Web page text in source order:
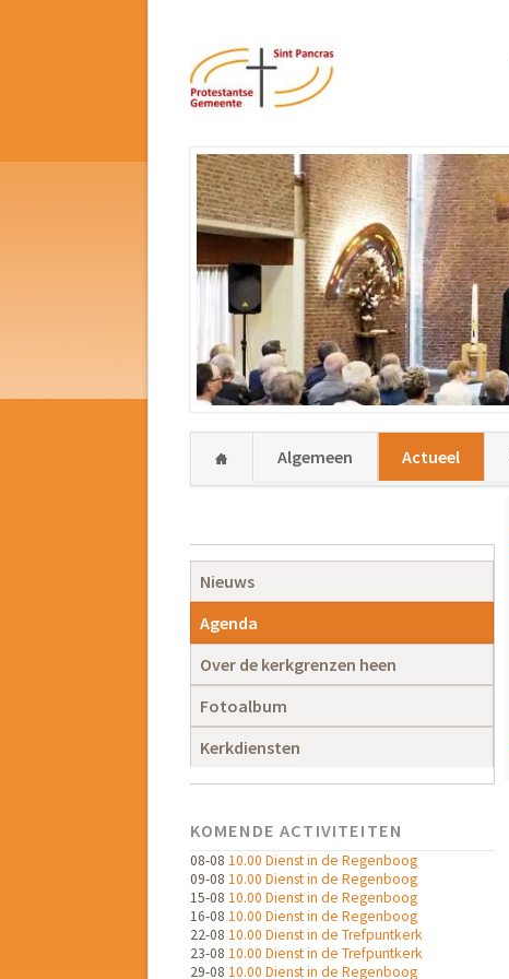
NavigatieAlgemeen Actueel
Navigatie
overslaan
Nieuws
Agenda
Over de kerkgrenzen heen
Fotoalbum
Kerkdiensten
KOMENDE ACTIVITEITEN
08-08 10.00 Dienst in de Regenboog
09-08 10.00 Dienst in de Regenboog
15-08 10.00 Dienst in de Regenboog
16-08 10.00 Dienst in de Regenboog
22-08 10.00 Dienst in de Trefpuntkerk
23-08 10.00 Dienst in de Trefpuntkerk
29-08 10.00 Dienst in de Regenboog